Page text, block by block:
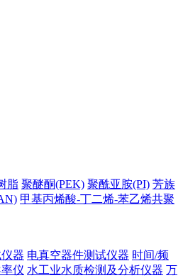
脂 聚醚酮(PEK) 聚酰亚胺(PI) 芳族
甲基丙烯酸-丁二烯-苯乙烯共聚
器 电真空器件测试仪器 时间/频
仪 水工业水质检测及分析仪器 万